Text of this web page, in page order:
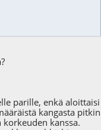
parille, enkä aloittaisi
kangasta pitkin
kanssa.